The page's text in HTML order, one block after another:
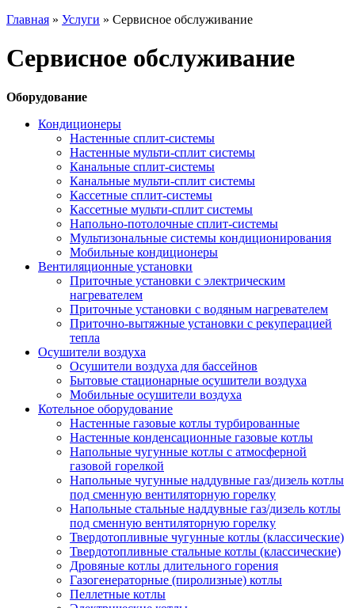
Главная » Услуги » Сервисное обслуживание
Сервисное обслуживание
Оборудование
Кондиционеры
Настенные сплит-системы
Настенные мульти-сплит системы
Канальные сплит-системы
Канальные мульти-сплит системы
Кассетные сплит-системы
Кассетные мульти-сплит системы
Напольно-потолочные сплит-системы
Мультизональные системы кондиционирования
Мобильные кондиционеры
Вентиляционные установки
Приточные установки с электрическим
нагревателем
Приточные установки с водяным нагревателем
Приточно-вытяжные установки с рекуперацией
тепла
Осушители воздуха
Осушители воздуха для бассейнов
Бытовые стационарные осушители воздуха
Мобильные осушители воздуха
Котельное оборудование
Настенные газовые котлы турбированные
Настенные конденсационные газовые котлы
Напольные чугунные котлы с атмосферной
газовой горелкой
Напольные чугунные наддувные газ/дизель котлы
под сменную вентиляторную горелку
Напольные стальные наддувные газ/дизель котлы
под сменную вентиляторную горелку
Твердотопливные чугунные котлы (классические)
Твердотопливные стальные котлы (классические)
Дровяные котлы длительного горения
Газогенераторные (пиролизные) котлы
Пеллетные котлы